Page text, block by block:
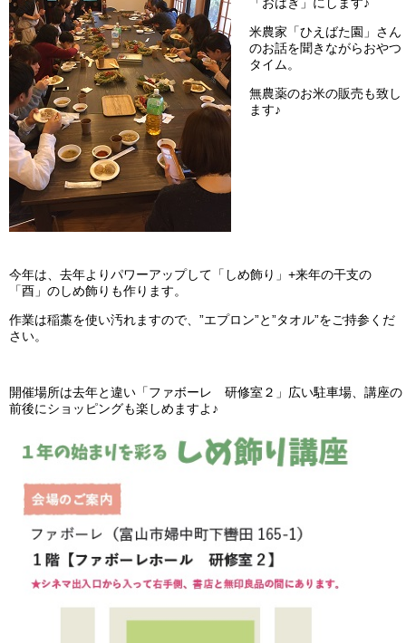
米農家「ひえばた園」さん
のお話を聞きながらおやつ
タイム。
無農薬のお米の販売も致し
ます♪
今年は、去年よりパワーアップして「しめ飾り」+来年の干支の
「酉」のしめ飾りも作ります。
作業は稲藁を使い汚れますので、”エプロン”と”タオル”をご持参くだ
さい。
開催場所は去年と違い「ファボーレ 研修室２」広い駐車場、講座の
前後にショッピングも楽しめますよ♪